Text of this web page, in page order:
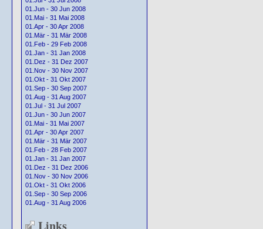
01.Jun - 30 Jun 2008
01.Mai - 31 Mai 2008
01.Apr - 30 Apr 2008
01.Mär - 31 Mär 2008
01.Feb - 29 Feb 2008
01.Jan - 31 Jan 2008
01.Dez - 31 Dez 2007
01.Nov - 30 Nov 2007
01.Okt - 31 Okt 2007
01.Sep - 30 Sep 2007
01.Aug - 31 Aug 2007
01.Jul - 31 Jul 2007
01.Jun - 30 Jun 2007
01.Mai - 31 Mai 2007
01.Apr - 30 Apr 2007
01.Mär - 31 Mär 2007
01.Feb - 28 Feb 2007
01.Jan - 31 Jan 2007
01.Dez - 31 Dez 2006
01.Nov - 30 Nov 2006
01.Okt - 31 Okt 2006
01.Sep - 30 Sep 2006
01.Aug - 31 Aug 2006